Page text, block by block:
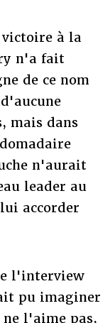
à la
n'a fait
de ce nom
mais dans
n'aurait
leader au
accorder
l'interview
pu imaginer
l'aime pas,